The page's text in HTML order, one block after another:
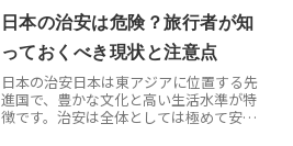
ょうか。サンド・ヒルズ・ゴルフクラブ
は、2009年のオープン...
日本の治安は危険？旅行者が知
っておくべき現状と注意点
日本の治安日本は東アジアに位置する先
進国で、豊かな文化と高い生活水準が特
徴です。治安は全体としては極めて安定